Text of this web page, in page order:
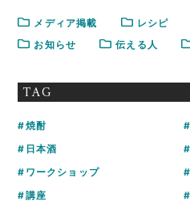
メディア掲載 レシピ
お知らせ
伝える人
TAG
焼酎
日本酒
ワークショップ
講座